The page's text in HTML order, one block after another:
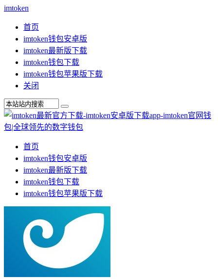
imtoken
首页
imtoken钱包安卓版
imtoken最新版下载
imtoken钱包下载
imtoken钱包苹果版下载
关闭
首页
imtoken钱包安卓版
imtoken最新版下载
imtoken钱包下载
imtoken钱包苹果版下载